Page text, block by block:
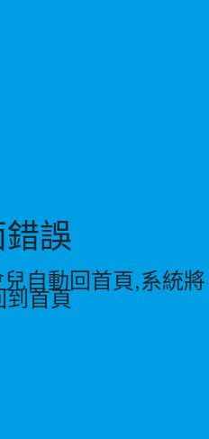
誤
自動回首頁,系統將
到首頁